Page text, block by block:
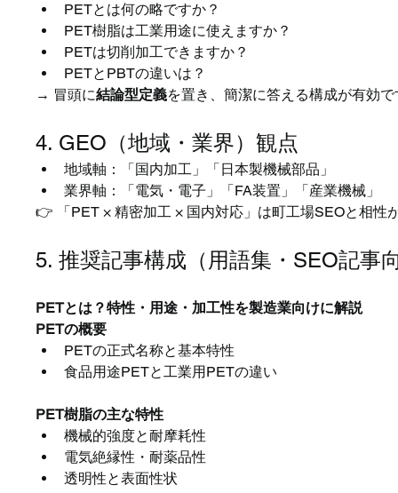
PETとは何の略ですか？
PET樹脂は工業用途に使えますか？
PETは切削加工できますか？
PETとPBTの違いは？
→ 冒頭に結論型定義を置き、簡潔に答える構成が有効で
4. GEO（地域・業界）観点
地域軸：「国内加工」「日本製機械部品」
業界軸：「電気・電子」「FA装置」「産業機械」
👉 「PET × 精密加工 × 国内対応」は町工場SEOと相性が
5. 推奨記事構成（用語集・SEO記事向
PETとは？特性・用途・加工性を製造業向けに解説
PETの概要
PETの正式名称と基本特性
食品用途PETと工業用PETの違い
PET樹脂の主な特性
機械的強度と耐摩耗性
電気絶縁性・耐薬品性
透明性と表面性状